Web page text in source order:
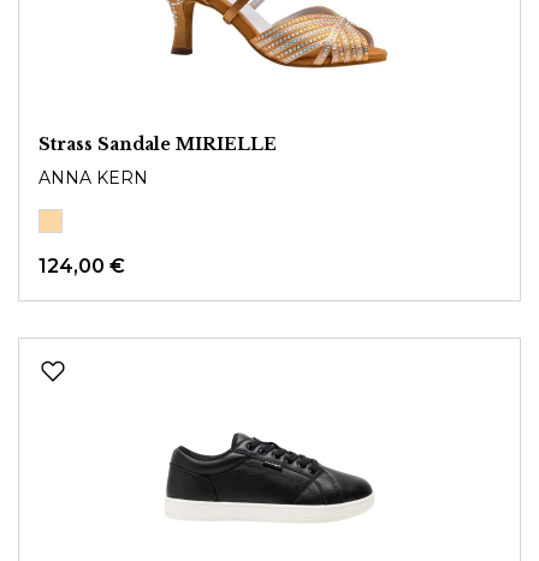
Strass Sandale MIRIELLE
ANNA KERN
124,00 €